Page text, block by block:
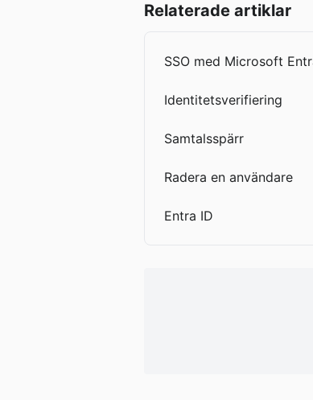
Relaterade artiklar
SSO med Microsoft
Identitetsverifiering
Samtalsspärr
Radera en användare
Entra ID